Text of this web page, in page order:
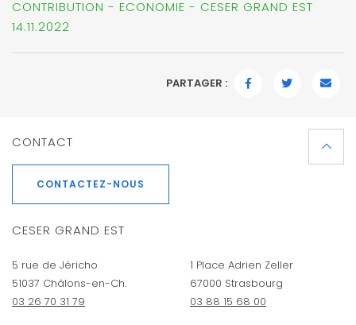
CONTRIBUTION - ECONOMIE - CESER GRAND EST
14.11.2022
PARTAGER :
CONTACT
CONTACTEZ-NOUS
CESER GRAND EST
5 rue de Jéricho
51037 Châlons-en-Ch.
03 26 70 31 79
1 Place Adrien Zeller
67000 Strasbourg
03 88 15 68 00